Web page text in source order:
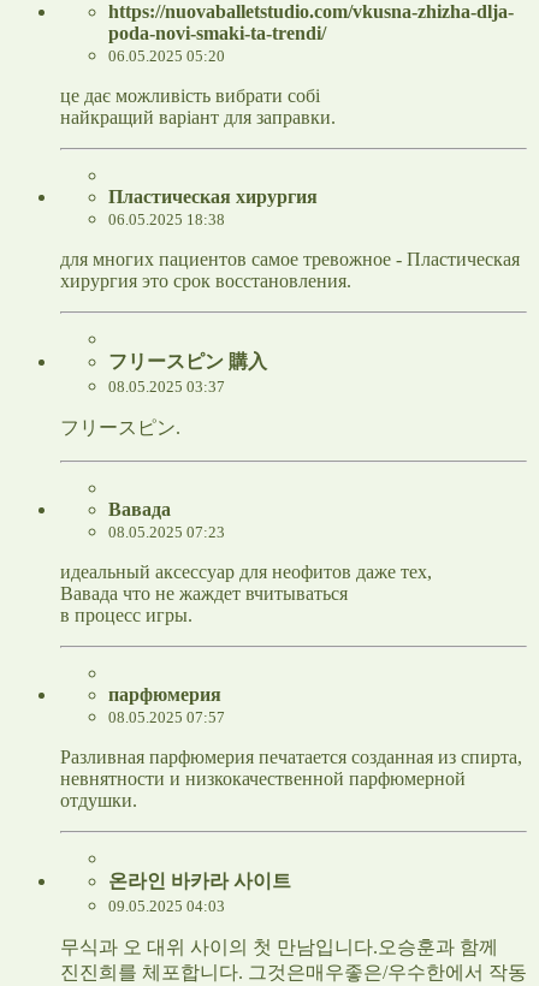
https://nuovaballetstudio.com/vkusna-zhizha-dlja-
poda-novi-smaki-ta-trendi/
06.05.2025 05:20
це дає можливість вибрати собі
найкращий варіант для заправки.
Пластическая хирургия
06.05.2025 18:38
для многих пациентов самое тревожное - Пластическая
хирургия это срок восстановления.
フリースピン 購入
08.05.2025 03:37
フリースピン.
Вавада
08.05.2025 07:23
идеальный аксессуар для неофитов даже тех,
Вавада что не жаждет вчитываться
в процесс игры.
парфюмерия
08.05.2025 07:57
Разливная парфюмерия печатается созданная из спирта,
невнятности и низкокачественной парфюмерной
отдушки.
온라인 바카라 사이트
09.05.2025 04:03
무식과 오 대위 사이의 첫 만남입니다.오승훈과 함께
진진희를 체포합니다. 그것은매우좋은/우수한에서 작동